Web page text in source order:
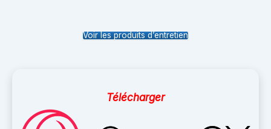
Voir les produits d’entretien
Télécharger